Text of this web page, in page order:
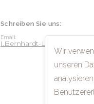
Schreiben Sie uns:
Email:
I.Bernhardt-
Wir
unseren